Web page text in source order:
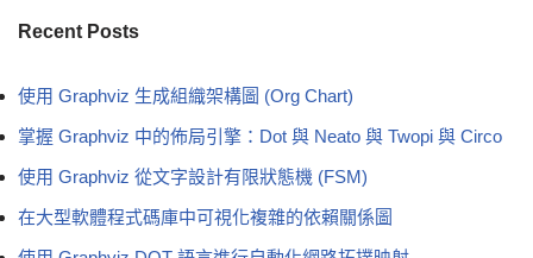
Recent Posts
使用 Graphviz 生成組織架構圖 (Org Chart)
掌握 Graphviz 中的佈局引擎：Dot 與 Neato 與 Twopi 與 Circo
使用 Graphviz 從文字設計有限狀態機 (FSM)
在大型軟體程式碼庫中可視化複雜的依賴關係圖